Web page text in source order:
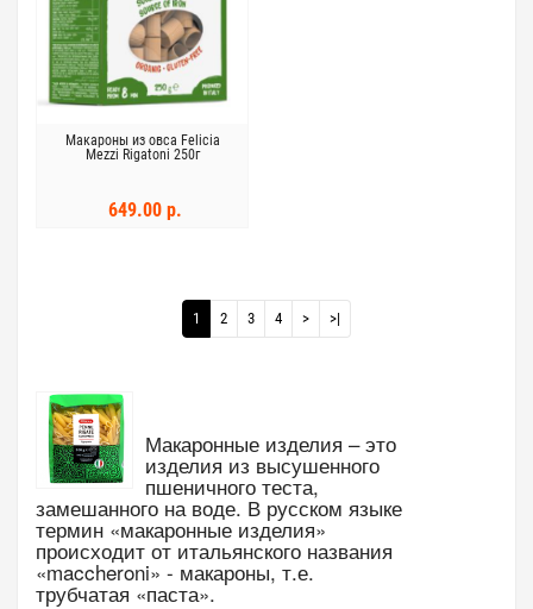
Макароны из овса Felicia
Mezzi Rigatoni 250г
649.00 р.
1 2 3 4 > >|
Макаронные изделия – это
изделия из высушенного
пшеничного теста,
замешанного на воде. В русском языке
термин «макаронные изделия»
происходит от итальянского названия
«maccheroni» - макароны, т.е.
трубчатая «паста».